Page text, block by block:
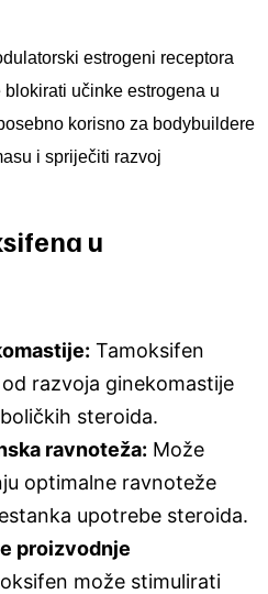
estrogeni receptora
učinke estrogena u
korisno za bodybuildere
i spriječiti razvoj
u
Tamoksifen
razvoja ginekomastije
steroida.
ravnoteža: Može
optimalne ravnoteže
upotrebe steroida.
proizvodnje
može stimulirati